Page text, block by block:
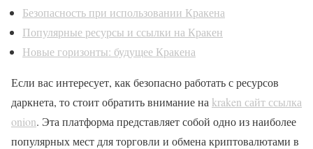
Безопасность при использовании Кракена
Популярные ресурсы и ссылки на Кракен
Новые горизонты: будущее Кракена
Если вас интересует, как безопасно работать с ресурсов
даркнета, то стоит обратить внимание на kraken сайт ссылка
onion. Эта платформа представляет собой одно из наиболее
популярных мест для торговли и обмена криптовалютами в